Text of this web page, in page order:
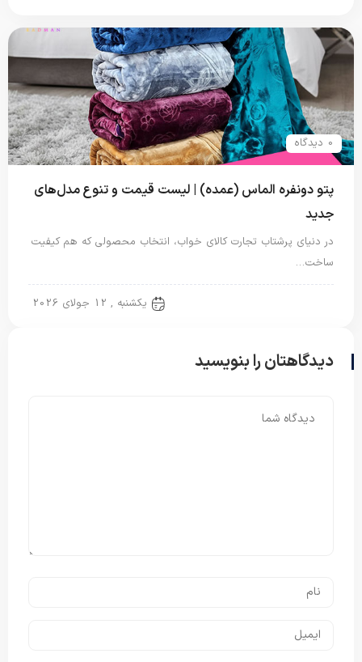
0 دیدگاه
پتو دونفره الماس (عمده) | لیست قیمت و تنوع مدل‌های
جدید
در دنیای پرشتاب تجارت کالای خواب، انتخاب محصولی که هم کیفیت
ساخت…
یکشنبه , 12 جولای 2026
دیدگاهتان را بنویسید